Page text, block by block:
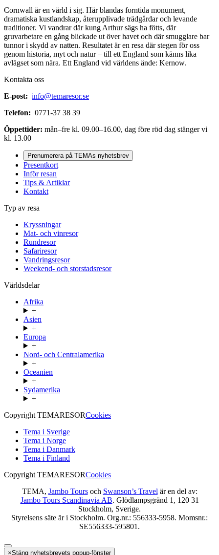
Cornwall är en värld i sig. Här blandas forntida monument,
dramatiska kustlandskap, återupplivade trädgårdar och levande
traditioner. Vi vandrar där kung Arthur sägs ha fötts, där
gruvarbetare en gång blickade ut över havet och där smugglare bar
tunnor i skydd av natten. Resultatet är en resa där stegen för oss
genom historia, myt och natur – till ett England som känns lika
avlägset som nära. Ett England vid världens ände: Kernow.
Kontakta oss
E-post: info@temaresor.se
Telefon: 0771-37 38 39
Öppettider: mån–fre kl. 09.00–16.00, dag före röd dag stänger vi
kl. 13.00
Prenumerera på TEMAs nyhetsbrev
Presentkort
Inför resan
Tips & Artiklar
Kontakt
Typ av resa
Kryssningar
Mat- och vinresor
Rundresor
Safariresor
Vandringsresor
Weekend- och storstadsresor
Världsdelar
Afrika
+
Asien
+
Europa
+
Nord- och Centralamerika
+
Oceanien
+
Sydamerika
+
Copyright TEMARESORCookies
Tema i Sverige
Tema i Norge
Tema i Danmark
Tema i Finland
Copyright TEMARESORCookies
TEMA, Jambo Toursoch Swanson’s Travel är en del av:
Jambo Tours Scandinavia AB. Glödlampsgränd 1, 120 31
Stockholm, Sverige.
Styrelsens säte är i Stockholm. Org.nr.: 556333-5958. Momsnr.:
SE556333-595801.
×Stäng nyhetsbrevets popup-fönster